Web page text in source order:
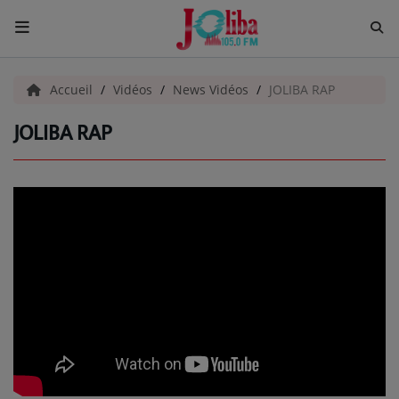
ACCUEIL
Pour Vous
TOP 10
Accueil Vidéos News Vidéos JOLIBA RAP
JOLIBA RAP